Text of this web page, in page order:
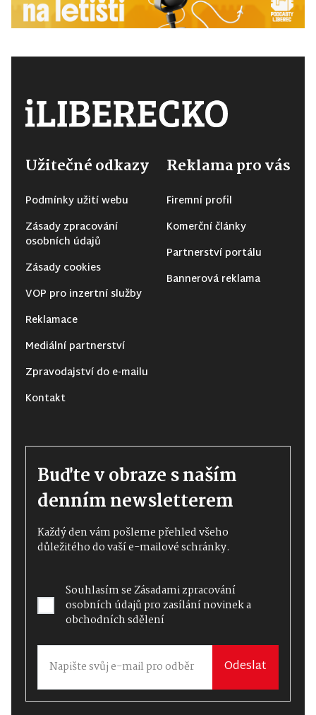
Užitečné odkazy
Podmínky užití webu
Zásady zpracování
osobních údajů
Zásady cookies
VOP pro inzertní služby
Reklamace
Mediální partnerství
Zpravodajství do e-mailu
Kontakt
Reklama pro vás
Firemní profil
Komerční články
Partnerství portálu
Bannerová reklama
Buďte v obraze s naším
denním newsletterem
Každý den vám pošleme přehled všeho
důležitého do vaší e-mailové schránky.
Souhlasím seZásadami zpracování
osobních údajůpro zasílání novinek a
obchodních sdělení
Odeslat